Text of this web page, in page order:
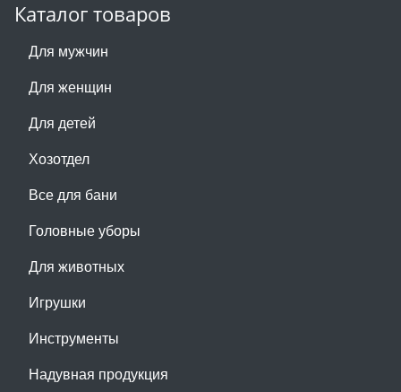
Каталог товаров
Для мужчин
Для женщин
Для детей
Хозотдел
Все для бани
Головные уборы
Для животных
Игрушки
Инструменты
Надувная продукция